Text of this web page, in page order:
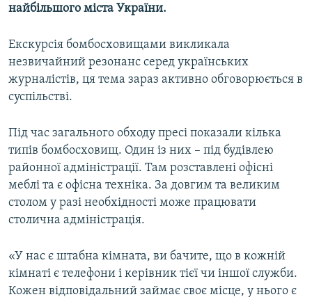
найбільшого міста України.
Екскурсія бомбосховищами викликала
незвичайний резонанс серед українських
журналістів, ця тема зараз активно обговорюється в
суспільстві.
Під час загального обходу пресі показали кілька
типів бомбосховищ. Один із них – під будівлею
районної адміністрації. Там розставлені офісні
меблі та є офісна техніка. За довгим та великим
столом у разі необхідності може працювати
столична адміністрація.
«У нас є штабна кімната, ви бачите, що в кожній
кімнаті є телефони і керівник тієї чи іншої служби.
Кожен відповідальний займає своє місце, у нього є